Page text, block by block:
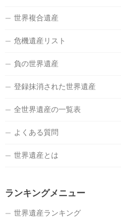
世界複合遺産
危機遺産リスト
負の世界遺産
登録抹消された世界遺産
全世界遺産の一覧表
よくある質問
世界遺産とは
ランキングメニュー
世界遺産ランキング